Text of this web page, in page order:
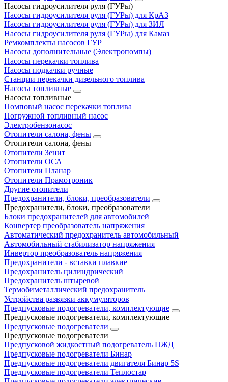
Насосы гидроусилителя руля (ГУРы)
Насосы гидроусилителя руля (ГУРы) для КрАЗ
Насосы гидроусилителя руля (ГУРы) для ЗИЛ
Насосы гидроусилителя руля (ГУРы) для Камаз
Ремкомплекты насосов ГУР
Насосы дополнительные (Электропомпы)
Насосы перекачки топлива
Насосы подкачки ручные
Станции перекачки дизельного топлива
Насосы топливные
Насосы топливные
Помповый насос перекачки топлива
Погружной топливный насос
Электробензонасос
Отопители салона, фены
Отопители салона, фены
Отопители Зенит
Отопители ОСА
Отопители Планар
Отопители Прамотроник
Другие отопители
Предохранители, блоки, преобразователи
Предохранители, блоки, преобразователи
Блоки предохранителей для автомобилей
Конвертер преобразователь напряжения
Автоматический предохранитель автомобильный
Автомобильный стабилизатор напряжения
Инвертор преобразователь напряжения
Предохранители - вставки плавкие
Предохранитель цилиндрический
Предохранитель штыревой
Термобиметаллический предохранитель
Устройства развязки аккумуляторов
Предпусковые подогреватели, комплектующие
Предпусковые подогреватели, комплектующие
Предпусковые подогреватели
Предпусковые подогреватели
Предпусковой жидкостный подогреватель ПЖД
Предпусковые подогреватели Бинар
Предпусковые подогреватели двигателя Бинар 5S
Предпусковые подогреватели Теплостар